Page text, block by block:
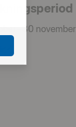
november.